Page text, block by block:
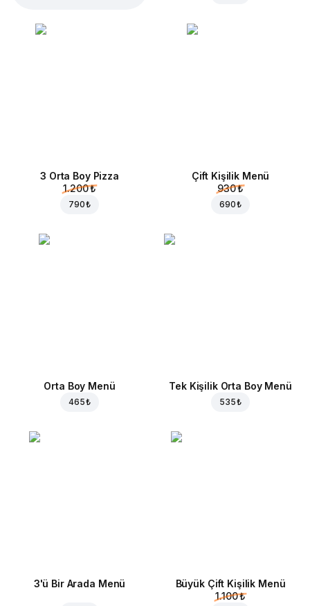
3 Orta Boy Pizza
1.200 ₺
790 ₺
Çift Kişilik Menü
930 ₺
690 ₺
Orta Boy Menü
465 ₺
Tek Kişilik Orta Boy Menü
535 ₺
3'ü Bir Arada Menü
Büyük Çift Kişilik Menü
1.100 ₺